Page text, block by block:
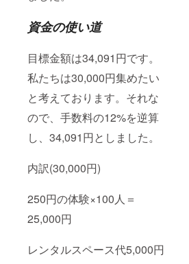
資金の使い道
目標金額は34,091円です。
私たちは30,000円集めたい
と考えております。それな
ので、手数料の12%を逆算
し、34,091円としました。
内訳(30,000円)
250円の体験×100人＝
25,000円
レンタルスペース代5,000円